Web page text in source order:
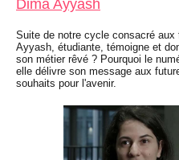
Dima Ayyash
Suite de notre cycle consacré
Ayyash, étudiante, témoigne et
son métier rêvé ? Pourquoi le
elle délivre son message aux
souhaits pour l'avenir.